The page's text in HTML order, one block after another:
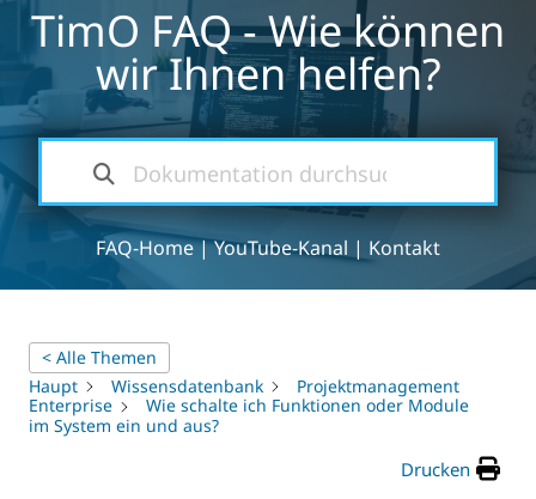
TimO FAQ - Wie können
wir Ihnen helfen?
FAQ-Home|YouTube-Kanal | Kontakt
< Alle Themen
Haupt
Wissensdatenbank
Projektmanagement
Enterprise
Wie schalte ich Funktionen oder Module
im System ein und aus?
Drucken